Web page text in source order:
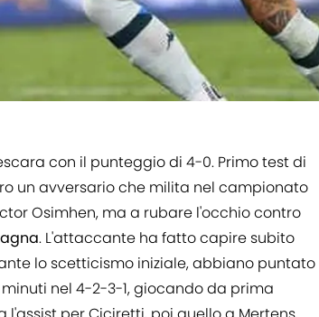
con il punteggio di 4-0. Primo test di
un avversario che milita nel campionato
Osimhen, ma a rubare l'occhio contro
. L'attaccante ha fatto capire subito
lo scetticismo iniziale, abbiano puntato
nel 4-2-3-1, giocando da prima